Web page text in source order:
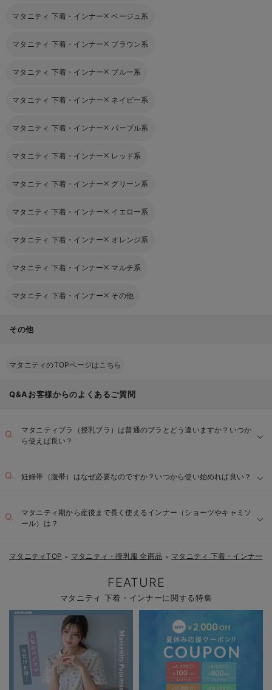
マタニティ 下着・インナー ベージュ系
マタニティ 下着・インナー ブラウン系
マタニティ 下着・インナー ブルー系
マタニティ 下着・インナー ネイビー系
マタニティ 下着・インナー パープル系
マタニティ 下着・インナー レッド系
マタニティ 下着・インナー グリーン系
マタニティ 下着・インナー イエロー系
マタニティ 下着・インナー オレンジ系
マタニティ 下着・インナー マルチ系
マタニティ 下着・インナー その他
その他
マタニティのTOPページはこちら
Q&Aお客様からのよくあるご質問
マタニティブラ（授乳ブラ）は普通のブラとどう違いますか？いつか
ら使えば良い？
妊婦帯（腹帯）はなぜ必要なのですか？いつから使い始めれば良い？
マタニティ期から産後まで長く使えるインナー（ショーツやキャミソ
ール）は？
マタニティTOP ＞ マタニティ・授乳服 全商品 ＞ マタニティ 下着・インナー
FEATURE
マタニティ 下着・インナーに関する特集